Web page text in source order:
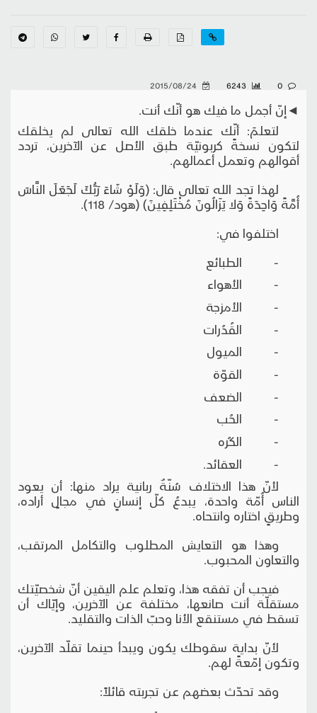
◄إنّ أجمل ما فيك هو أنّك أنت.
لتعلمَ: أنّك عندما خلقك الله تعالى لم يخلقك
لتكون نسخةً كربونيّة طبق الأصل عن الآخرين، تردد
أقوالهم وتعمل أعمالهم.
لهذا تجد الله تعالى قال: (وَلَوْ شَاءَ رَبُّكَ لَجَعَلَ النَّاسَ
أُمَّةً وَاحِدَةً وَلا يَزَالُونَ مُخْتَلِفِينَ) (هود/ 118).
اختلفوا في:
- الطبائع
- الأهواء
- الأمزجة
- القُدُرات
- الميول
- القوّة
- الضعف
- الحُب
- الكُره
- العقائد.
لأنّ هذا الاختلاف سُنّةٌ ربانية يراد منها: أن يعود
الناس أُمّة واحدة، يبدعُ كلّ إنسانٍ في مجالٍ أراده،
وطريقٍ اختاره وانتحاه.
وهذا هو التعايش المطلوب والتكامل المرتقب،
والتعاون المحبوب.
فيجب أن تفقه هذا، وتعلم علم اليقين أنّ شخصيّتك
مستقلّة أنت صانعها، مختلفة عن الآخرين، وإيّاك أن
تسقط في مستنقع الأنا وحبّ الذات والتقليد.
لأنّ بداية سقوطك يكون ويبدأ حينما تقلّد الآخرين،
وتكون إمّعةً لهم.
وقد تحدّث بعضهم عن تجربته قائلاً: